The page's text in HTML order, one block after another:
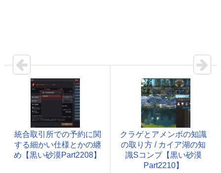
統合取引所での予約に関
する細かい仕様とかの纏
め【黒い砂漠Part2208】
クラゲとアメンボの知識
の取り方 / カイア湖の知
識Sコンプ【黒い砂漠
Part2210】